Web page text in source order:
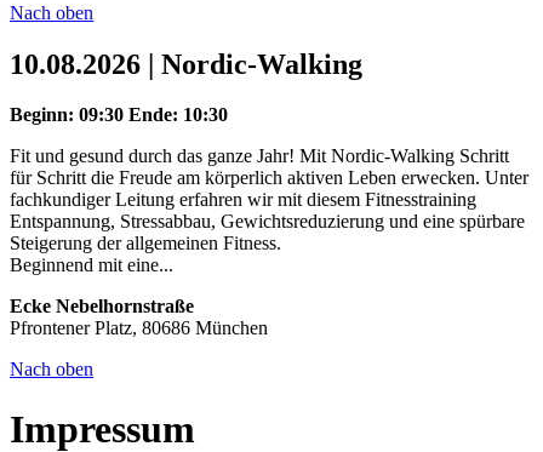
Nach oben
10.08.2026 | Nordic-Walking
Beginn: 09:30 Ende: 10:30
Fit und gesund durch das ganze Jahr! Mit Nordic-Walking Schritt
für Schritt die Freude am körperlich aktiven Leben erwecken. Unter
fachkundiger Leitung erfahren wir mit diesem Fitnesstraining
Entspannung, Stressabbau, Gewichtsreduzierung und eine spürbare
Steigerung der allgemeinen Fitness.
Beginnend mit eine...
Ecke Nebelhornstraße
Pfrontener Platz, 80686 München
Nach oben
Impressum